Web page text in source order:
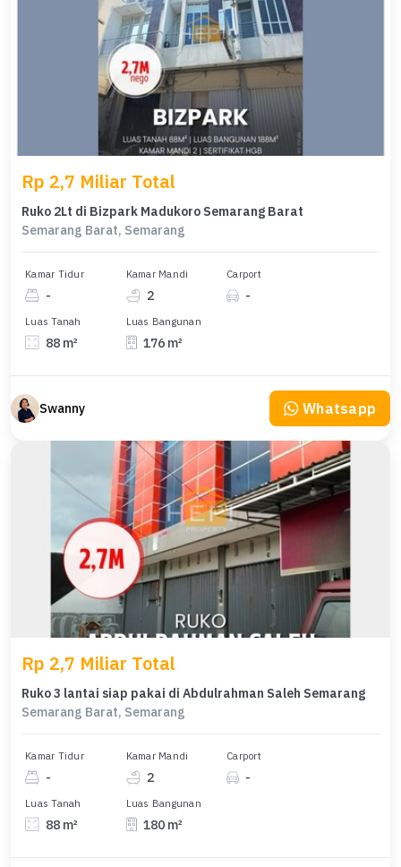
Rp 2,7 Miliar Total
Ruko 2Lt di Bizpark Madukoro Semarang Barat
Semarang Barat, Semarang
Kamar Tidur
-
Kamar Mandi
2
Carport
-
Luas Tanah
88 m²
Luas Bangunan
176 m²
Swanny Whatsapp
Rp 2,7 Miliar Total
Ruko 3 lantai siap pakai di Abdulrahman Saleh Semarang
Semarang Barat, Semarang
Kamar Tidur
-
Kamar Mandi
2
Carport
-
Luas Tanah
88 m²
Luas Bangunan
180 m²